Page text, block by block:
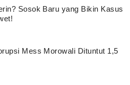
Sosok Baru yang Bikin Kasus
Mess Morowali Dituntut 1,5